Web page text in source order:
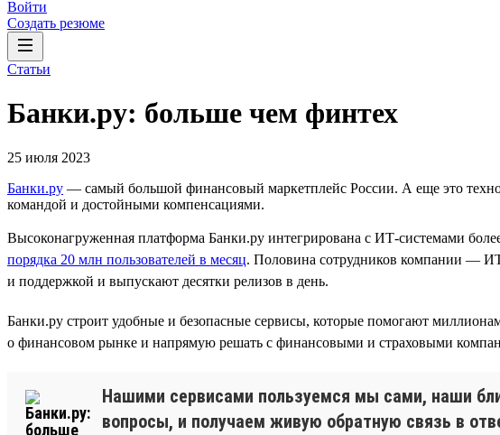
Войти
Создать резюме
Статьи
Банки.ру: больше чем финтех
25 июля 2023
Банки.ру — самый большой финансовый маркетплейс России. А еще это
командой и достойными компенсациями.
Высоконагруженная платформа Банки.ру интегрирована с ИТ‑системами
порядка 20 млн пользователей в месяц. Половина сотрудников компании —
и поддержкой и выпускают десятки релизов в день.
Банки.ру строит удобные и безопасные сервисы, которые помогают
о финансовом рынке и напрямую решать с финансовыми и страховыми
Нашими сервисами пользуемся мы сами, наши
вопросы, и получаем живую обратную связь в